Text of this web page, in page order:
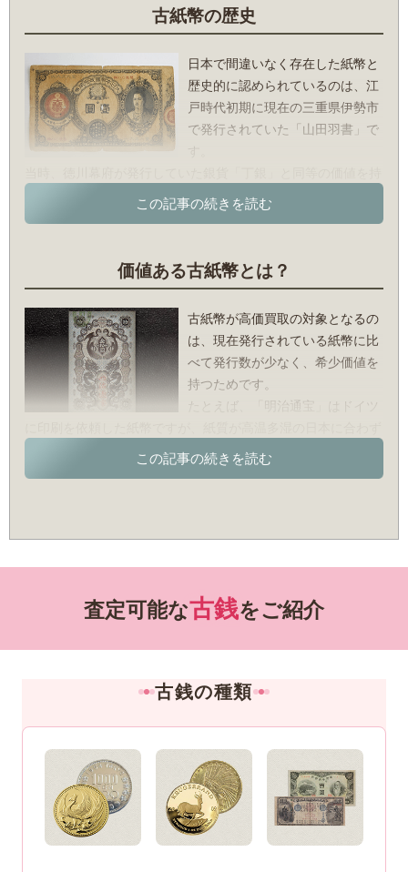
古紙幣の歴史
日本で間違いなく存在した紙幣と
歴史的に認められているのは、江
戸時代初期に現在の三重県伊勢市
で発行されていた「山田羽書」で
つと保証された書付で、伊勢神宮の門前町として賑わったエリ
本全国で通用するというものではありませんでした。
また、江戸時代の半ばには各藩が慢性的な財政難を解消するた
領土だけで使用できるものでした。
全国一律の紙幣として初めて登場したのは、「明治」という年
号が定まる数ヶ月前の慶応4年(1868年)5月に発行された「太政
官札」です。
あってすぐに廃止されています。紙幣が一般に定着したのは明
「明治通宝」に代わる紙幣として発行された「改造紙幣」や、
「兌換銀行券」といった紙幣があります。
や銀の確保が難しくなったこともあって廃止された紙幣です。
また、現在では日本銀行のみが貨幣の発行を担っていますが、
明治の半ばまでの時期にはさまざまな国立銀行がそれぞれ紙幣
を発行していました。
そんな事情もあって、額面は同じでも発行銀行名が異なる「国
立銀行券」が古紙幣として見られます。
価値ある古紙幣とは？
古紙幣が高価買取の対象となるの
は、現在発行されている紙幣に比
べて発行数が少なく、希少価値を
持つためです。
たとえば、「明治通宝」はドイツ
すぐに劣化してしまうこと、また頻繁に偽札が出回ったことも
なし)は明治通宝に代わる紙幣として発行されたものですが、
また古紙幣は、希少価値の高さに加えて状態の良しあしも買取
額に直結します。
も、特に肖像が印刷されているものはインクが薄まる現象を防
ぐことが欠かせません。
ることと、酸化を防ぐことにあります。
酸化とは文字通り酸素に触れて変化することであり、特にイン
クが薄まる原因になります。外気になるべく触れないよう、密
閉性の高い透明ビニールページにはさみ込む「紙幣ホルダー」
などを使用すると、しっかり保管できるでしょう。
査定可能な古銭をご紹介
古銭の種類